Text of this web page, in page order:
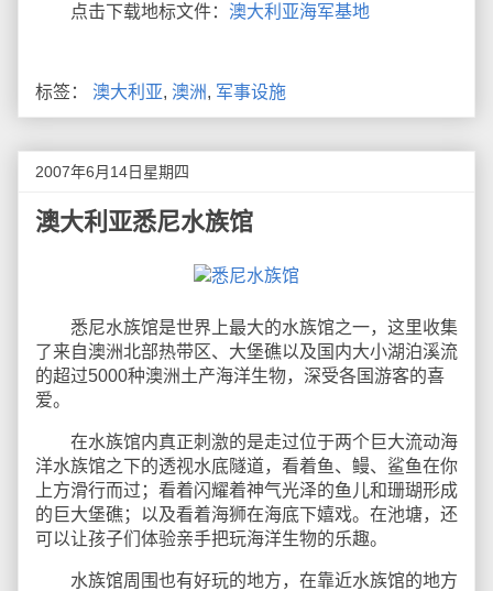
点击下载地标文件： 澳大利亚海军基地
标签： 澳大利亚, 澳洲, 军事设施
2007年6月14日星期四
澳大利亚悉尼水族馆
悉尼水族馆是世界上最大的水族馆之一，这里收集
了来自澳洲北部热带区、大堡礁以及国内大小湖泊溪流
的超过5000种澳洲土产海洋生物，深受各国游客的喜
爱。
在水族馆内真正刺激的是走过位于两个巨大流动海
洋水族馆之下的透视水底隧道，看着鱼、鳗、鲨鱼在你
上方滑行而过；看着闪耀着神气光泽的鱼儿和珊瑚形成
的巨大堡礁；以及看着海狮在海底下嬉戏。在池塘，还
可以让孩子们体验亲手把玩海洋生物的乐趣。
水族馆周围也有好玩的地方，在靠近水族馆的地方